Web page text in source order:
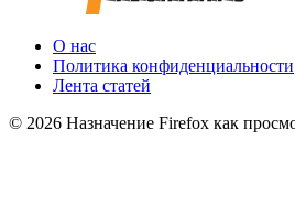
О нас
Политика конфиденциальности
Лента статей
© 2026 Назначение Firefox как